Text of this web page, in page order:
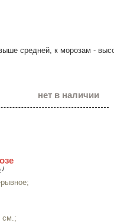
средней, к морозам -
нет в наличии
/
см.;